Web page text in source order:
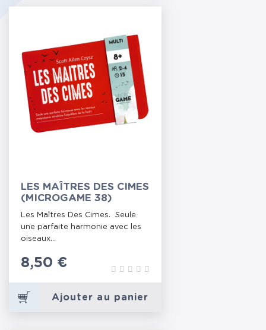
LES MAÎTRES DES CIMES
(MICROGAME 38)
Les Maîtres Des Cimes. Seule
une parfaite harmonie avec les
oiseaux...
Prix
8,50 €
Ajouter au panier